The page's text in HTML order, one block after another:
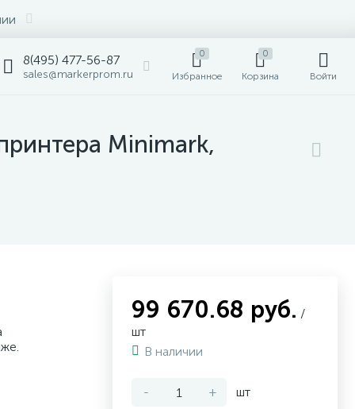
8(495) 477-56-87
sales@markerprom.ru
0
Избранное
0
Корзина Войти
Minimark,
99 670.68 руб. /
шт
В наличии
- + шт